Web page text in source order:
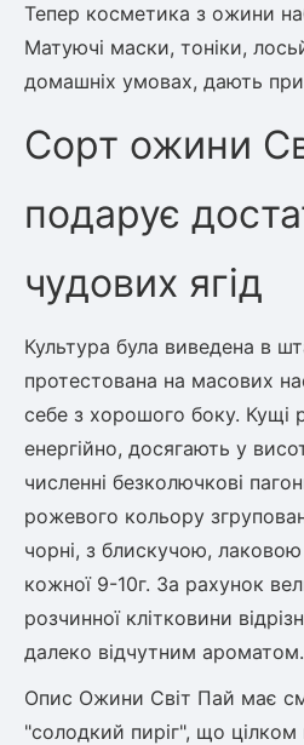
Тепер косметика з ожини
Матуючі маски, тоніки,
домашніх умовах, дають
Сорт ожини
подарує
чудових ягід
Культура була виведена в
протестована на масових
себе з хорошого боку. Кущі
енергійно, досягають у
численні безколючкові
рожевого кольору
чорні, з блискучою,
кожної 9-10г. За рахунок
розчинної клітковини
далеко відчутним ароматом.
Опис Ожини Світ Пай має
"солодкий пиріг", що цілком